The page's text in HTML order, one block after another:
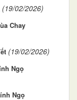
(19/02/2026)
Chay
(19/02/2026)
Ngọ
Ngọ